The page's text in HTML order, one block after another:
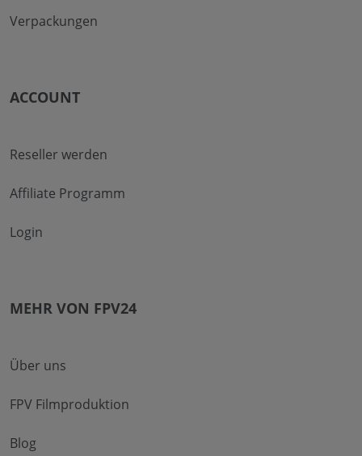
Verpackungen
ACCOUNT
Reseller werden
Affiliate Programm
Login
MEHR VON FPV24
Über uns
FPV Filmproduktion
Blog